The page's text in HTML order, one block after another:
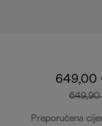
649,00
Preporučena